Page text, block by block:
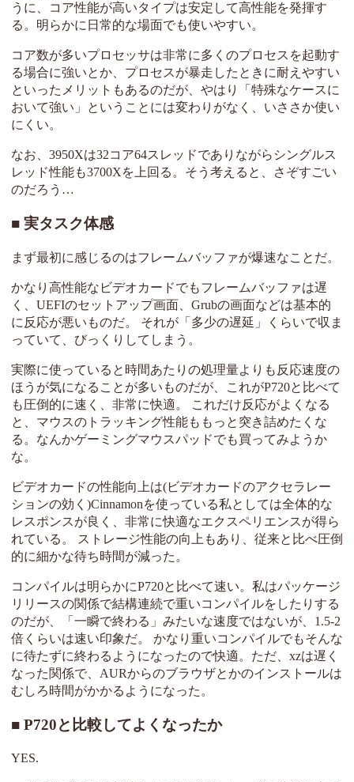
うに、コア性能が高いタイプは安定して高性能を発揮す
る。明らかに日常的な場面でも使いやすい。
コア数が多いプロセッサは非常に多くのプロセスを起動す
る場合に強いとか、プロセスが暴走したときに耐えやすい
といったメリットもあるのだが、やはり「特殊なケースに
おいて強い」ということには変わりがなく、いささか使い
にくい。
なお、3950Xは32コア64スレッドでありながらシングルス
レッド性能も3700Xを上回る。そう考えると、さぞすごい
のだろう…
実タスク体感
まず最初に感じるのはフレームバッファが爆速なことだ。
かなり高性能なビデオカードでもフレームバッファは遅
く、UEFIのセットアップ画面、Grubの画面などは基本的
に反応が悪いものだ。 それが「多少の遅延」くらいで収ま
っていて、びっくりしてしまう。
実際に使っていると時間あたりの処理量よりも反応速度の
ほうが気になることが多いものだが、これがP720と比べて
も圧倒的に速く、非常に快適。 これだけ反応がよくなる
と、マウスのトラッキング性能ももっと突き詰めたくな
る。なんかゲーミングマウスパッドでも買ってみようか
な。
ビデオカードの性能向上は(ビデオカードのアクセラレー
ションの効く)Cinnamonを使っている私としては全体的な
レスポンスが良く、非常に快適なエクスペリエンスが得ら
れている。 ストレージ性能の向上もあり、従来と比べ圧倒
的に細かな待ち時間が減った。
コンパイルは明らかにP720と比べて速い。私はパッケージ
リリースの関係で結構連続で重いコンパイルをしたりする
のだが、「一瞬で終わる」みたいな速度ではないが、1.5-2
倍くらいは速い印象だ。 かなり重いコンパイルでもそんな
に待たずに終わるようになったので快適。ただ、xzは遅く
なった関係で、AURからのブラウザとかのインストールは
むしろ時間がかかるようになった。
P720と比較してよくなったか
YES.